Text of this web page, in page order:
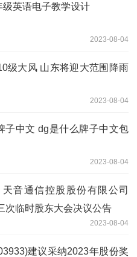
级英语电子教学设计
2023-08-04
级大风 山东将迎大范围降雨
2023-08-04
子中文 dg是什么牌子中文包
2023-08-04
音通信控股股份有限公司
次临时股东大会决议公告
2023-08-04
建议采纳2023年股份奖